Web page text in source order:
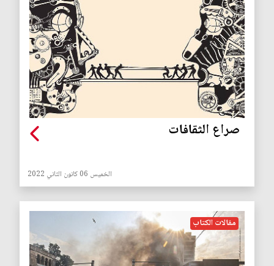
صراع الثقافات
الخميس 06 كانون الثاني 2022
مقالات الكتاب